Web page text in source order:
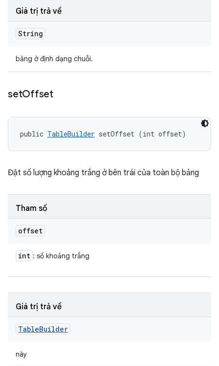
Giá trị trả về
String
bảng ở định dạng chuỗi.
setOffset
public TableBuilder setOffset (int offset)
Đặt số lượng khoảng trắng ở bên trái của toàn bộ bảng
Tham số
offset
int : số khoảng trắng
Giá trị trả về
TableBuilder
này